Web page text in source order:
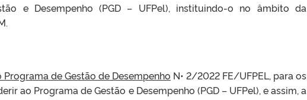
e Desempenho (PGD – UFPel), instituindo-o no âmbito da
de Gestão de Desempenho N• 2/2022 FE/UFPEL, para os
ao Programa de Gestão e Desempenho (PGD – UFPel), e assim, a